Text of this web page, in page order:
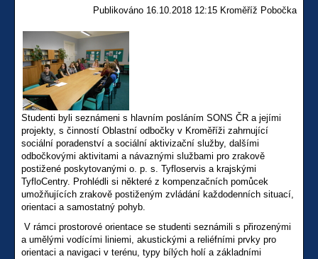
Publikováno 16.10.2018 12:15 Kroměříž Pobočka
Studenti byli seznámeni s hlavním posláním SONS ČR a jejími
projekty, s činností Oblastní odbočky v Kroměříži zahrnující
sociální poradenství a sociální aktivizační služby, dalšími
odbočkovými aktivitami a návaznými službami pro zrakově
postižené poskytovanými o. p. s. Tyfloservis a krajskými
TyfloCentry. Prohlédli si některé z kompenzačních pomůcek
umožňujících zrakově postiženým zvládání každodenních situací,
orientaci a samostatný pohyb.
V rámci prostorové orientace se studenti seznámili s přirozenými
a umělými vodícími liniemi, akustickými a reliéfními prvky pro
orientaci a navigaci v terénu, typy bílých holí a základními